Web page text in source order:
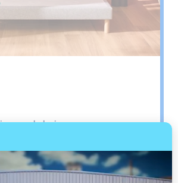
morphologique
de confort, le sommier
tout son soutien. Avec les
et le bassin qui reposent sur ses
les douleurs au petit matin.